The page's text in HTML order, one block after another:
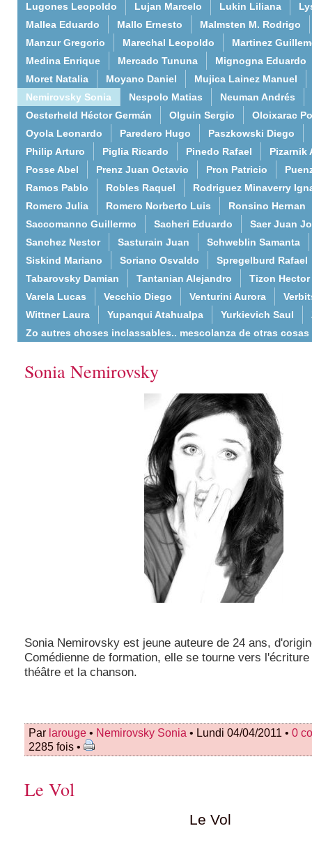
Lugones Leopoldo
Lujan Marcelo Lukin Liliana
Mallea Eduardo
Mallo Ernesto
Malmsten M. Rodrigo
Manzur Gregorio
Marechal Leopoldo
Martinez
Medina Enrique
Mercado Tununa
Mignogna Eduardo
Moret Natalia
Moyano Daniel
Mujica Lainez Manuel
Nemirovsky Sonia
Nespolo Matias
Neuman Andrés
Oesterheld Héctor Germán
Olguin Sergio
Oloixarac
Oyola Leonardo
Paredero Hugo
Paszkowski Diego
Philip Arturo
Piglia Ricardo Pinedo Rafael
Pizarnik
Posse Abel
Prenz Juan Octavio Pron Patricio
Ramos Pablo
Robles Raquel
Rodriguez Minaverry
Romero Julia
Romero Norberto Luis
Ronsino Hernan
Saccomanno Guillermo
Sacheri Eduardo
Saer Juan
Sanchez Nestor
Sasturain Juan
Schweblin Samanta
Siskind Mariano
Soriano Osvaldo
Spregelburd Rafael
Tabarovsky Damian
Tantanian Alejandro
Tizon Hector
Varela Lucas
Vecchio Diego Venturini Aurora
Wittner Laura
Yupanqui Atahualpa Yurkievich Saul
Zo autres choses inclassables.. mescolanza de otras cosas
Sonia Nemirovsky
Sonia Nemirovsky est jeune auteure de 24 ans,
Comédienne de formation, elle se tourne vers
théâtre et la chanson.
Par larouge • Nemirovsky Sonia • Lundi 04/04/2011 • 0
2285 fois •
Le Vol
Le Vol